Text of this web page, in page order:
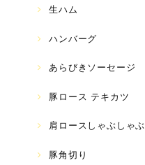
生ハム
ハンバーグ
あらびきソーセージ
豚ロース テキカツ
肩ロースしゃぶしゃぶ
豚角切り